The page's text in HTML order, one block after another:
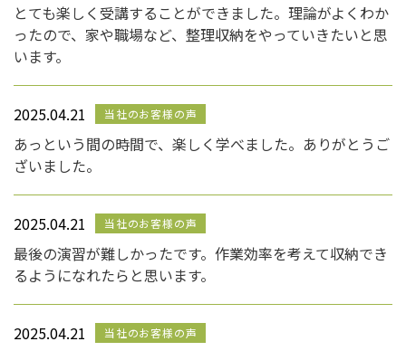
とても楽しく受講することができました。理論がよくわか
ったので、家や職場など、整理収納をやっていきたいと思
います。
2025.04.21 当社のお客様の声
あっという間の時間で、楽しく学べました。ありがとうご
ざいました。
2025.04.21 当社のお客様の声
最後の演習が難しかったです。作業効率を考えて収納でき
るようになれたらと思います。
2025.04.21 当社のお客様の声